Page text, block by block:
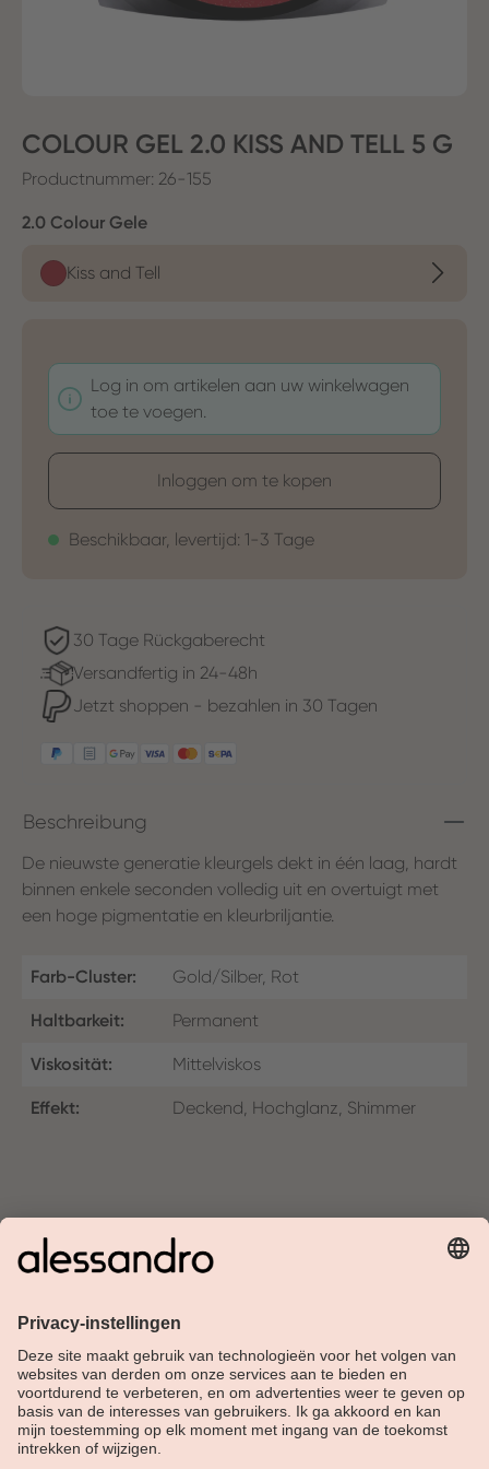
COLOUR GEL 2.0 KISS AND TELL 5 G
Productnummer: 26-155
Selecteer
2.0 Colour Gele
Kiss and Tell
Log in om artikelen aan uw winkelwagen
toe te voegen.
Inloggen om te kopen
Beschikbaar, levertijd: 1-3 Tage
30 Tage Rückgaberecht
Versandfertig in 24-48h
Jetzt shoppen - bezahlen in 30 Tagen
Beschreibung
De nieuwste generatie kleurgels dekt in één laag, hardt
binnen enkele seconden volledig uit en overtuigt met
een hoge pigmentatie en kleurbriljantie.
Farb-Cluster: Gold/Silber, Rot
Haltbarkeit: Permanent
Viskosität: Mittelviskos
Effekt: Deckend, Hochglanz, Shimmer
Over Alessandro
Shop